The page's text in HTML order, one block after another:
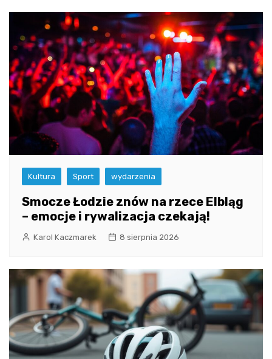
Kultura Sport wydarzenia
Smocze Łodzie znów na rzece Elbląg
– emocje i rywalizacja czekają!
Karol Kaczmarek 8 sierpnia 2026